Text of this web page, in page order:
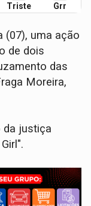
Triste Grr
(07), uma ação
de dois
das
Moreira,
da justiça